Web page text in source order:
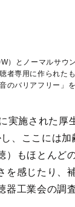
）とノーマルサウ
者専用に作られた
バリアフリー」
実施された厚
、ここには
）もほとんど
を感じたり、
器工業会の調